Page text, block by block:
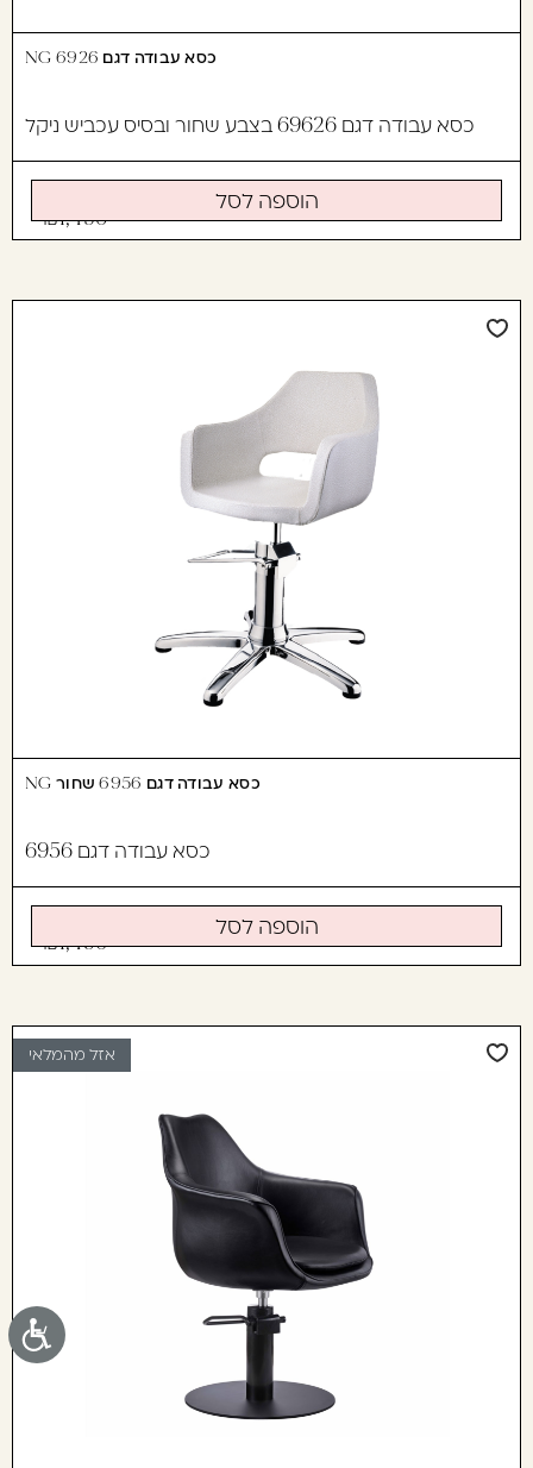
כסא עבודה דגם 6926 NG
כסא עבודה דגם 69626 בצבע שחור ובסיס עכביש ניקל
1,490
הוספה לסל
כסא עבודה דגם 6956 שחור NG
כסא עבודה דגם 6956
1,490
הוספה לסל
אזל מהמלאי